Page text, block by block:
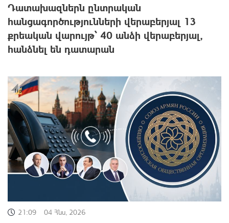
Դատախազներն ընտրական
հանցագործությունների վերաբերյալ 13
քրեական վարույթ՝ 40 անձի վերաբերյալ,
հանձնել են դատարան
21:09 04 Հնս, 2026